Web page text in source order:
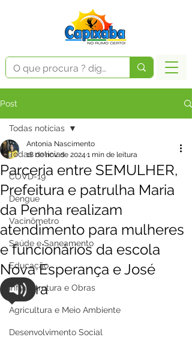
Post
Todas notícias
COVD-19
Dengue
Vacinômetro
Saúde e Saneamento
Educação
Infraestrutura e Obras
Agricultura e Meio Ambiente
Desenvolvimento Social
Todas notícias
Parceria entre SEMULHER,
Prefeitura e patrulha Maria
da Penha realizam
atendimento para mulheres
e funcionários da escola
Nova Esperança e José
Silveira
Antonia Nascimento
18 de nov. de 2024 1 min de leitura